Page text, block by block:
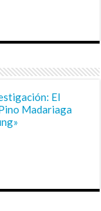
El
Madariaga